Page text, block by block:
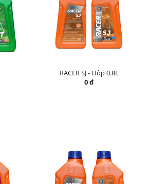
RACER SJ - Hộp 0.8L
0 đ